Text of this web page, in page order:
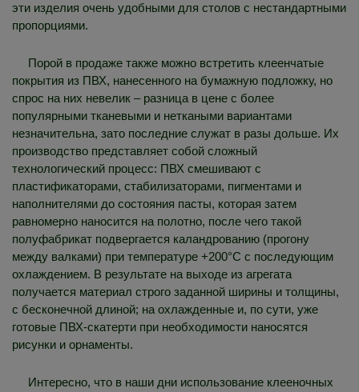
эти изделия очень удобными для столов с нестандартными
пропорциями.
Порой в продаже также можно встретить клеенчатые
покрытия из ПВХ, нанесенного на бумажную подложку, но
спрос на них невелик – разница в цене с более
популярными тканевыми и неткаными вариантами
незначительна, зато последние служат в разы дольше. Их
производство представляет собой сложный
технологический процесс: ПВХ смешивают с
пластификаторами, стабилизаторами, пигментами и
наполнителями до состояния пасты, которая затем
равномерно наносится на полотно, после чего такой
полуфабрикат подвергается каландрованию (прогону
между валками) при температуре +200°C с последующим
охлаждением. В результате на выходе из агрегата
получается материал строго заданной ширины и толщины,
с бесконечной длиной; на охлажденные и, по сути, уже
готовые ПВХ-скатерти при необходимости наносятся
рисунки и орнаменты.
Интересно, что в наши дни использование клееночных